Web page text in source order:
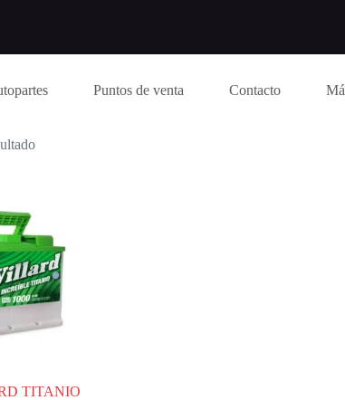
Puntos de venta Contacto
TITANIO